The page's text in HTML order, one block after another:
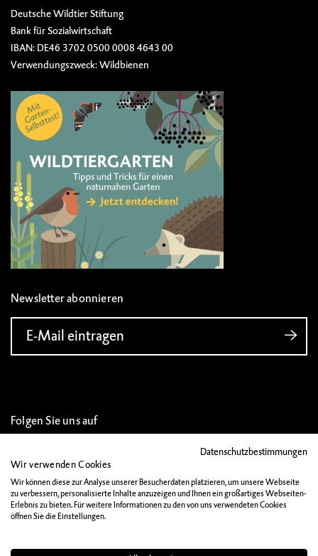
Deutsche Wildtier Stiftung
Bank für Sozialwirtschaft
IBAN: DE46 3702 0500 0008 4643 00
Verwendungszweck: Wildbienen
Newsletter abonnieren
E-Mail eintragen
Folgen Sie uns auf
IMPRESSUM
MATERIALIEN
Datenschutzbestimmungen
Wir verwenden Cookies
Wir können diese zur Analyse unserer Besucherdaten platzieren, um unsere Webseite
zu verbessern, personalisierte Inhalte anzuzeigen und Ihnen ein großartiges Webseiten-
Erlebnis zu bieten. Für weitere Informationen zu den von uns verwendeten Cookies
öffnen Sie die Einstellungen.